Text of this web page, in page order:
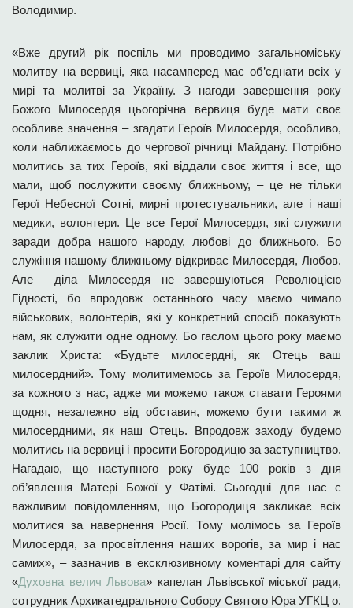
Володимир.
«Вже другий рік поспіль ми проводимо загальноміську
молитву на вервиці, яка насамперед має об’єднати всіх у
мирі та молитві за Україну. З нагоди завершення року
Божого Милосердя цьогорічна вервиця буде мати своє
особливе значення – згадати Героїв Милосердя, особливо,
коли наближаємось до чергової річниці Майдану. Потрібно
молитись за тих Героїв, які віддали своє життя і все, що
мали, щоб послужити своєму ближньому, – це не тільки
Герої Небесної Сотні, мирні протестувальники, але і наші
медики, волонтери. Це все Герої Милосердя, які служили
заради добра нашого народу, любові до ближнього. Бо
служіння нашому ближньому відкриває Милосердя, Любов.
Але діла Милосердя не завершуються Революцією
Гідності, бо впродовж останнього часу маємо чимало
військових, волонтерів, які у конкретний спосіб показують
нам, як служити одне одному. Бо гаслом цього року маємо
заклик Христа: «Будьте милосердні, як Отець ваш
милосердний». Тому молитимемось за Героїв Милосердя,
за кожного з нас, адже ми можемо також ставати Героями
щодня, незалежно від обставин, можемо бути такими ж
милосердними, як наш Отець. Впродовж заходу будемо
молитись на вервиці і просити Богородицю за заступництво.
Нагадаю, що наступного року буде 100 років з дня
об’явлення Матері Божої у Фатімі. Сьогодні для нас є
важливим повідомленням, що Богородиця закликає всіх
молитися за навернення Росії. Тому молімось за Героїв
Милосердя, за просвітлення наших ворогів, за мир і нас
самих», – зазначив в ексклюзивному коментарі для сайту
«Духовна велич Львова» капелан Львівської міської ради,
сотрудник Архикатедрального Собору Святого Юра УГКЦ о.